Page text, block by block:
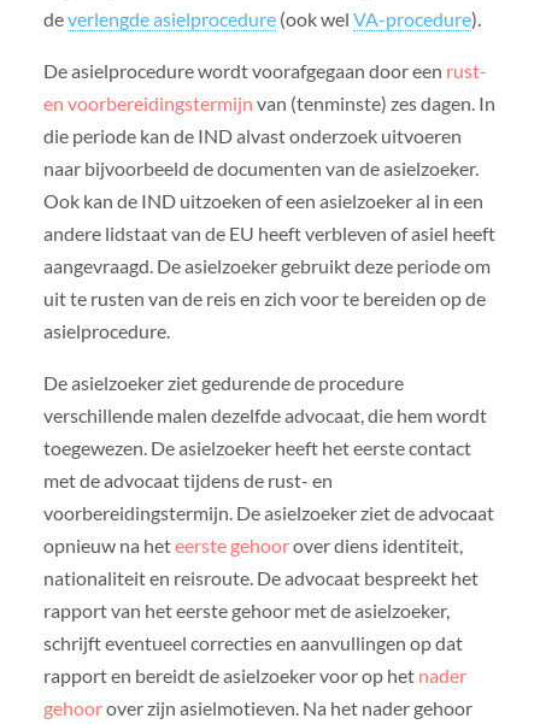
deverlengde asielprocedure(ook wel VA-procedure).
De asielprocedure wordt voorafgegaan door een rust-
en voorbereidingstermijn van (tenminste) zes dagen. In
die periode kan de IND alvast onderzoek uitvoeren
naar bijvoorbeeld de documenten van de asielzoeker.
Ook kan de IND uitzoeken of een asielzoeker al in een
andere lidstaat van de EU heeft verbleven of asiel heeft
aangevraagd. De asielzoeker gebruikt deze periode om
uit te rusten van de reis en zich voor te bereiden op de
asielprocedure.
De asielzoeker ziet gedurende de procedure
verschillende malen dezelfde advocaat, die hem wordt
toegewezen. De asielzoeker heeft het eerste contact
met de advocaat tijdens de rust- en
voorbereidingstermijn. De asielzoeker ziet de advocaat
opnieuw na heteerste gehoorover diens identiteit,
nationaliteit en reisroute. De advocaat bespreekt het
rapport van het eerste gehoor met de asielzoeker,
schrijft eventueel correcties en aanvullingen op dat
rapport en bereidt de asielzoeker voor op het nader
gehoorover zijn asielmotieven. Na het nader gehoor